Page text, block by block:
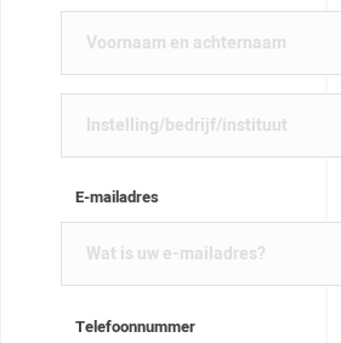
E-mailadres
Telefoonnummer